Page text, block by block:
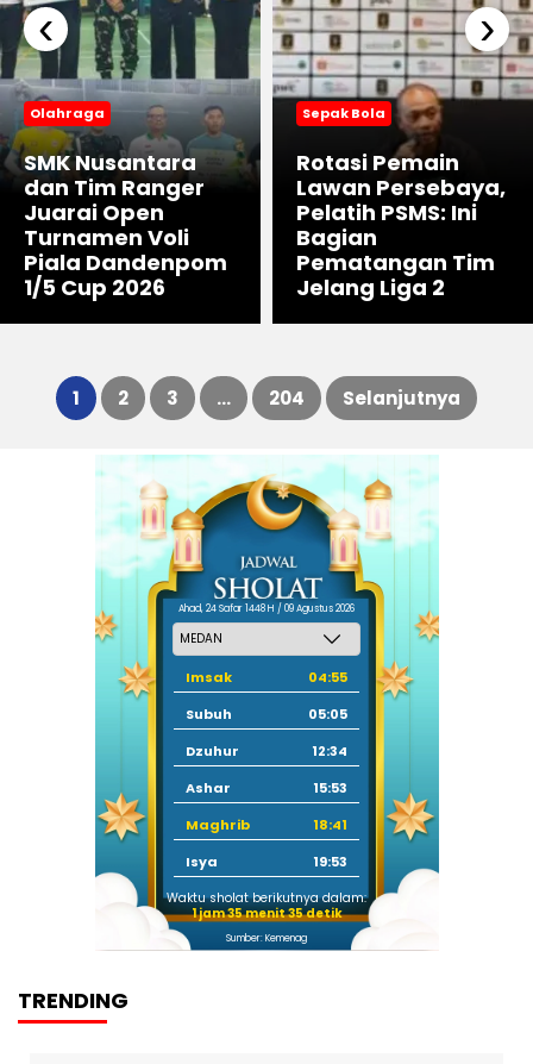
Olahraga
SMK Nusantara
dan Tim Ranger
Juarai Open
Turnamen Voli
Piala Dandenpom
1/5 Cup 2026
Sepak Bola
Rotasi Pemain
Lawan Persebaya,
Pelatih PSMS: Ini
Bagian
Pematangan Tim
Jelang Liga 2
‹ ›
Paginasi
1 2 3 … 204 Selanjutnya
Ahad, 24 Safar 1448 H / 09 Agustus 2026
Imsak
04:55
Subuh
05:05
Dzuhur
12:34
Ashar
15:53
Maghrib
18:41
Isya
19:53
Waktu sholat berikutnya dalam:
1 jam 35 menit 34 detik
Sumber: Kemenag
TRENDING